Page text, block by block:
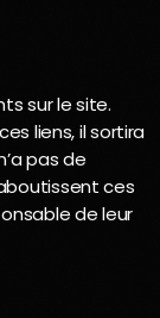
sur le site.
liens, il sortira
pas de
ces
de leur